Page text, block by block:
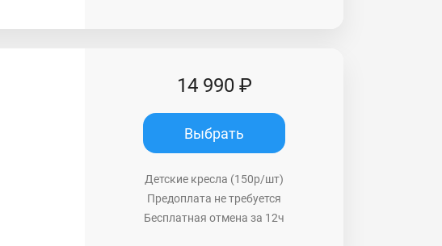
14 990 ₽
Выбрать
Детские кресла (150р/шт)
Предоплата не требуется
Бесплатная отмена за 12ч